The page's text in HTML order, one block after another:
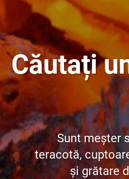
Căutați
Sunt meșter
teracotă,
și grătare